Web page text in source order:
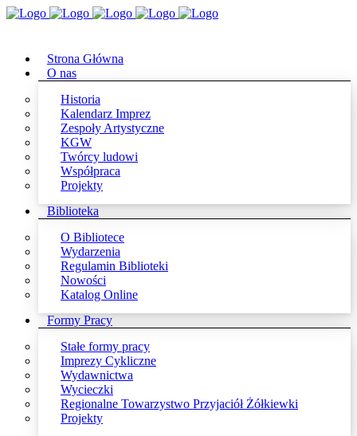
Strona Główna
O nas
Historia
Kalendarz Imprez
Zespoły Artystyczne
KGW
Twórcy ludowi
Współpraca
Projekty
Biblioteka
O Bibliotece
Wydarzenia
Regulamin Biblioteki
Nowości
Katalog Online
Formy Pracy
Stałe formy pracy
Imprezy Cykliczne
Wydawnictwa
Wycieczki
Regionalne Towarzystwo Przyjaciół Żółkiewki
Projekty